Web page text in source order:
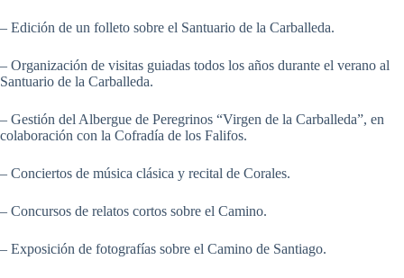
– Edición de un folleto sobre el Santuario de la Carballeda.
– Organización de visitas guiadas todos los años durante el verano al
Santuario de la Carballeda.
– Gestión del Albergue de Peregrinos “Virgen de la Carballeda”, en
colaboración con la Cofradía de los Falifos.
– Conciertos de música clásica y recital de Corales.
– Concursos de relatos cortos sobre el Camino.
– Exposición de fotografías sobre el Camino de Santiago.